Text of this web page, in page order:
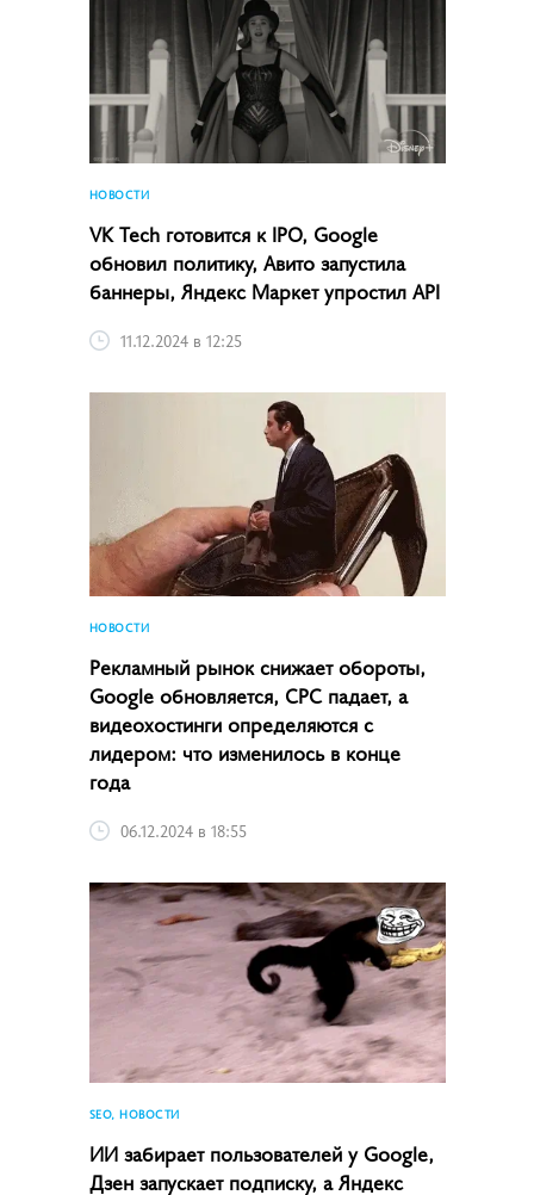
НОВОСТИ
VK Tech готовится к IPO, Google
обновил политику, Авито запустила
баннеры, Яндекс Маркет упростил API
11.12.2024 в 12:25
НОВОСТИ
Рекламный рынок снижает обороты,
Google обновляется, CPC падает, а
видеохостинги определяются с
лидером: что изменилось в конце
года
06.12.2024 в 18:55
SEO, НОВОСТИ
ИИ забирает пользователей у Google,
Дзен запускает подписку, а Яндекс